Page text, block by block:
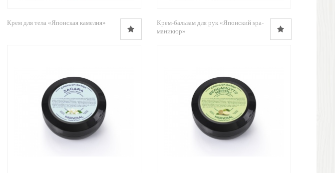
Крем для тела «Японская камелия»
Крем-бальзам для рук «Японский spa-
маникюр»